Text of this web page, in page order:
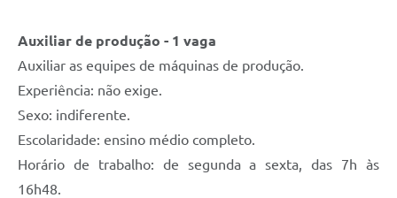
Auxiliar de produção - 1 vaga
Auxiliar as equipes de máquinas de produção.
Experiência: não exige.
Sexo: indiferente.
Escolaridade: ensino médio completo.
Horário de trabalho: de segunda a sexta, das 7h às
16h48.